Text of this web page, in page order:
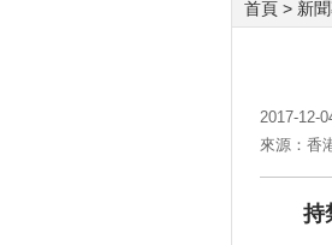
首頁 > 新
2017-12-
來源：香
持